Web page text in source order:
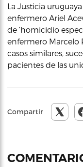
La Justicia
enfermero Ariel
de ‘homicidio
enfermero Marcelo
casos similares,
pacientes de las
Compartir